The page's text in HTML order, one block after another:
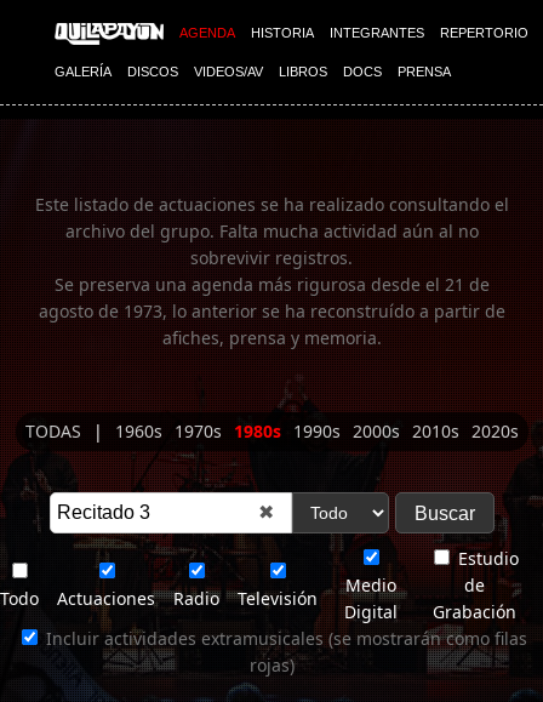
AGENDA HISTORIA INTEGRANTES REPERTORIO
GALERÍA DISCOS VIDEOS/AV LIBROS DOCS PRENSA
Imagen 01
Este listado de actuaciones se ha realizado consultando el
archivo del grupo. Falta mucha actividad aún al no
sobrevivir registros.
Se preserva una agenda más rigurosa desde el 21 de
agosto de 1973, lo anterior se ha reconstruído a partir de
afiches, prensa y memoria.
TODAS | 1960s 1970s 1980s 1990s 2000s 2010s 2020s
✖
Todo Actuaciones Radio Televisión
Medio
Digital
Estudio
de
Grabación
Incluir actividades extramusicales (se mostrarán como filas
rojas)